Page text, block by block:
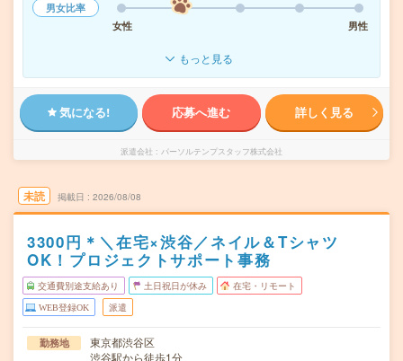
男女比率
女性
男性
もっと見る
気になる! 応募へ進む 詳しく見る
派遣会社 パーソルテンプスタッフ株式会社
未読 掲載日 2026/08/08
3300円＊＼在宅×渋谷／ネイル＆Tシャツ
OK！プロジェクトサポート事務
交通費別途支給あり 土日祝日が休み 在宅・リモート
WEB登録OK 派遣
勤務地
東京都渋谷区
渋谷駅から徒歩1分